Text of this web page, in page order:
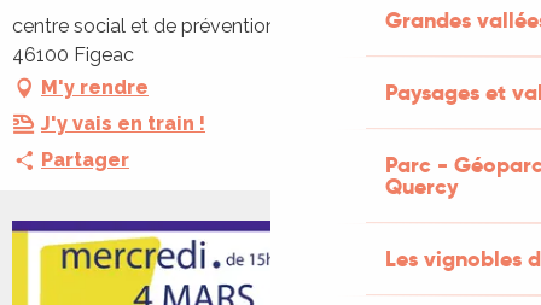
Grandes
Paysages et
Parc -
Quercy
Les vignobles
centre social et de prévention, centre social, place vival,
46100 Figeac
M'y rendre
J'y vais en train !
Partager
+1 PHOTO